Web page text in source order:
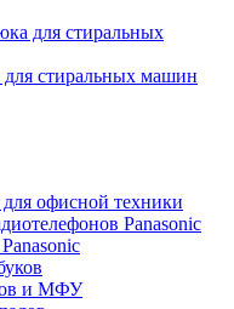
для стиральных
для стиральных машин
для офисной техники
Panasonic
и МФУ